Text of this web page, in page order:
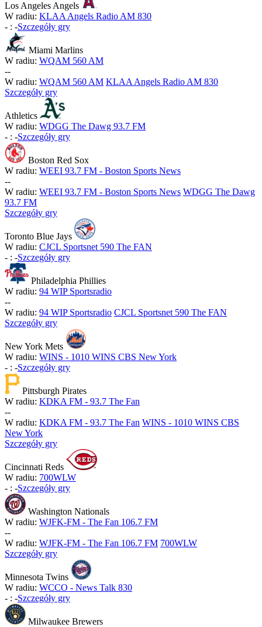
Los Angeles Angels
W radiu: KLAA Angels Radio AM 830
- : -Szczegóły gry
Miami Marlins
W radiu: WQAM 560 AM
--
W radiu: WQAM 560 AM KLAA Angels Radio AM 830
Szczegóły gry
Athletics
W radiu: WDGG The Dawg 93.7 FM
- : -Szczegóły gry
Boston Red Sox
W radiu: WEEI 93.7 FM - Boston Sports News
--
W radiu: WEEI 93.7 FM - Boston Sports News WDGG The Dawg
93.7 FM
Szczegóły gry
Toronto Blue Jays
W radiu: CJCL Sportsnet 590 The FAN
- : -Szczegóły gry
Philadelphia Phillies
W radiu: 94 WIP Sportsradio
--
W radiu: 94 WIP Sportsradio CJCL Sportsnet 590 The FAN
Szczegóły gry
New York Mets
W radiu: WINS - 1010 WINS CBS New York
- : -Szczegóły gry
Pittsburgh Pirates
W radiu: KDKA FM - 93.7 The Fan
--
W radiu: KDKA FM - 93.7 The Fan WINS - 1010 WINS CBS
New York
Szczegóły gry
Cincinnati Reds
W radiu: 700WLW
- : -Szczegóły gry
Washington Nationals
W radiu: WJFK-FM - The Fan 106.7 FM
--
W radiu: WJFK-FM - The Fan 106.7 FM 700WLW
Szczegóły gry
Minnesota Twins
W radiu: WCCO - News Talk 830
- : -Szczegóły gry
Milwaukee Brewers